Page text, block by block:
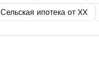
Сельская ипотека от XX